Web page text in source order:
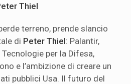
Thiel
terreno, prende slancio
di Peter Thiel: Palantir,
per la Difesa,
e l’ambizione di creare un
pubblici Usa. Il futuro del